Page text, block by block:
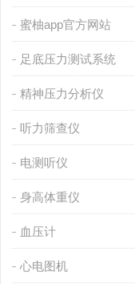
蜜柚app官方网站
足底压力测试系统
精神压力分析仪
听力筛查仪
电测听仪
身高体重仪
血压计
心电图机